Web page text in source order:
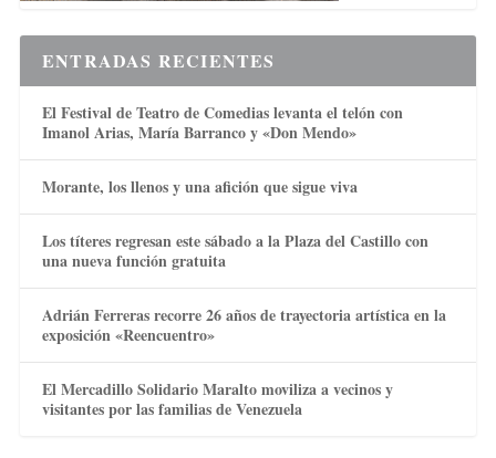
ENTRADAS RECIENTES
El Festival de Teatro de Comedias levanta el telón con
Imanol Arias, María Barranco y «Don Mendo»
Morante, los llenos y una afición que sigue viva
Los títeres regresan este sábado a la Plaza del Castillo con
una nueva función gratuita
Adrián Ferreras recorre 26 años de trayectoria artística en la
exposición «Reencuentro»
El Mercadillo Solidario Maralto moviliza a vecinos y
visitantes por las familias de Venezuela